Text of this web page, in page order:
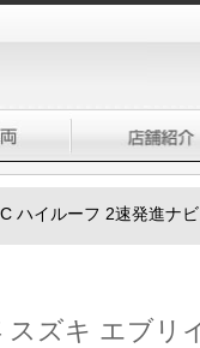
ハイルーフ 2速発進ナ
スズキ エブリ